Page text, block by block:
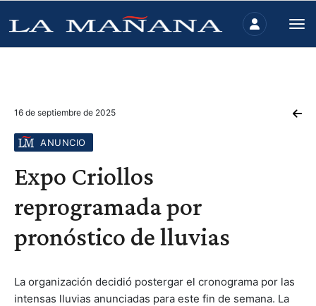
16 de septiembre de 2025
ANUNCIO
Expo Criollos
reprogramada por
pronóstico de lluvias
La organización decidió postergar el cronograma por las
intensas lluvias anunciadas para este fin de semana. La